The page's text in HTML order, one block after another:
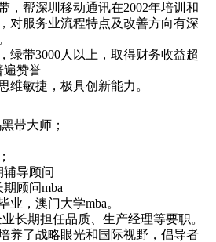
，帮深圳移动通讯在2002年培训和
对服务业流程特点及改善方向有深
绿带3000人以上，取得财务收益超
遍赞誉
维敏捷，极具创新能力。
带大师；
辅导顾问
顾问mba
业，澳门大学mba。
长期担任品质、生产经理等要职。
养了战略眼光和国际视野，倡导者